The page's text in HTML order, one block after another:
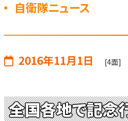
自衛隊ニュース
2016年11月1日 [4面]
全国各地で記念